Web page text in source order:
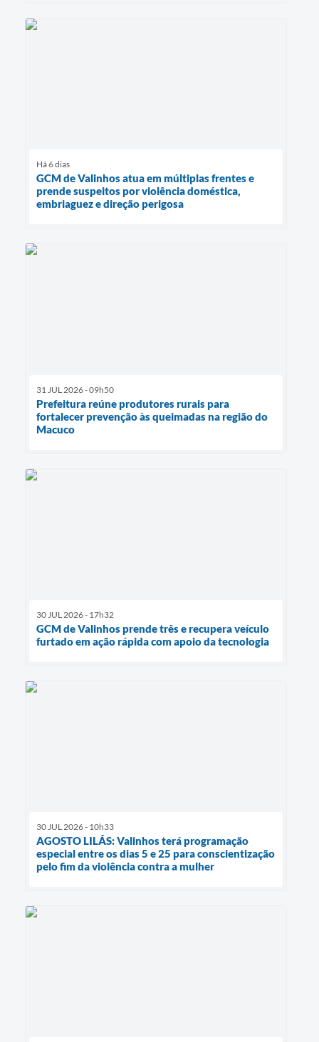
Há 6 dias
GCM de Valinhos atua em múltiplas frentes e
prende suspeitos por violência doméstica,
embriaguez e direção perigosa
31 JUL 2026 - 09h50
Prefeitura reúne produtores rurais para
fortalecer prevenção às queimadas na região do
Macuco
30 JUL 2026 - 17h32
GCM de Valinhos prende três e recupera veículo
furtado em ação rápida com apoio da tecnologia
30 JUL 2026 - 10h33
AGOSTO LILÁS: Valinhos terá programação
especial entre os dias 5 e 25 para conscientização
pelo fim da violência contra a mulher